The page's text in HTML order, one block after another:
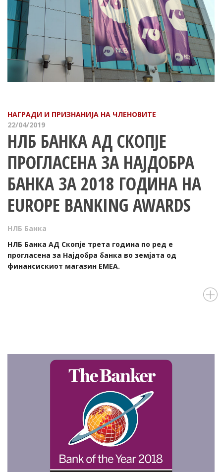
НАГРАДИ И ПРИЗНАНИЈА НА ЧЛЕНОВИТЕ
22/04/2019
НЛБ БАНКА АД СКОПЈЕ
ПРОГЛАСЕНА ЗА НАЈДОБРА
БАНКА ЗА 2018 ГОДИНА НА
EUROPE BANKING AWARDS
НЛБ Банка
НЛБ Банка АД Скопје трета година по ред е
прогласена за Најдобра банка во земјата од
финансискиот магазин ЕМЕА.